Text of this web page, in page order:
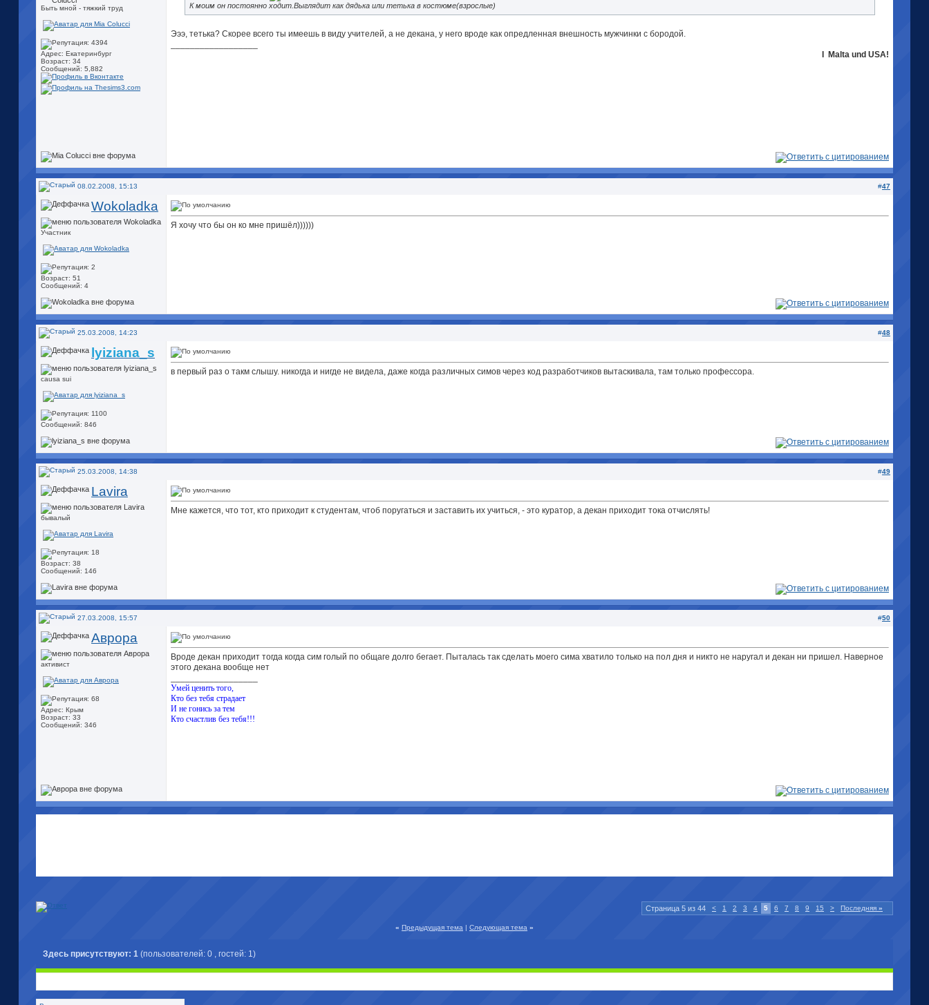
Быть мной - тяжкий труд
Адрес: Екатеринбург
Возраст: 34
Сообщений: 5,882
К моим он постоянно ходит.Выглядит как дядька или тетька в костюме(взрослые)
Эээ, тетька? Скорее всего ты имеешь в виду учителей, а не декана, у него вроде как опредленная внешность мужчинки с бородой.
Malta und USA!
08.02.2008, 15:13 #47
Wokoladka
Участник
Возраст: 51
Сообщений: 4
Я хочу что бы он ко мне пришёл))))))
25.03.2008, 14:23 #48
lyiziana_s
causa sui
Сообщений: 846
в первый раз о такм слышу. никогда и нигде не видела, даже когда различных симов через код разработчиков вытаскивала, там только профессора.
25.03.2008, 14:38 #49
Lavira
бывалый
Возраст: 38
Сообщений: 146
Мне кажется, что тот, кто приходит к студентам, чтоб поругаться и заставить их учиться, - это куратор, а декан приходит тока отчислять!
27.03.2008, 15:57 #50
Аврора
активист
Адрес: Крым
Возраст: 33
Сообщений: 346
Вроде декан приходит тогда когда сим голый по общаге долго бегает. Пыталась так сделать моего сима хватило только на пол дня и никто не наругал и декан ни пришел. Наверное
этого декана вообще нет
Умей ценить того,
Кто без тебя страдает
И не гонись за тем
Кто счастлив без тебя!!!
Страница 5 из 44 < 1 2 3 4 5 6 7 8 9 15 > Последняя »
« Предыдущая тема | Следующая тема »
Здесь присутствуют: 1 (пользователей: 0 , гостей: 1)